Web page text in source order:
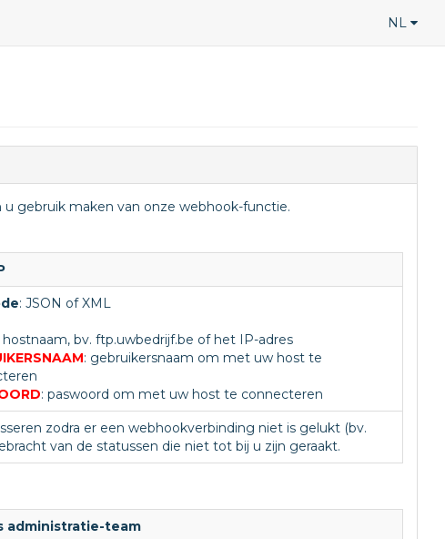
NL
gebruik maken van onze webhook-functie.
: JSON of XML
hostnaam, bv. ftp.uwbedrijf.be of het IP-adres
: gebruikersnaam om met uw host te
: paswoord om met uw host te connecteren
zodra er een webhookverbinding niet is gelukt (bv.
van de statussen die niet tot bij u zijn geraakt.
administratie-team